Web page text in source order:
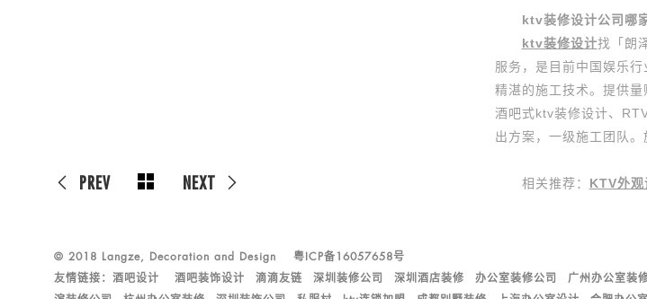
ktv装修设计公司哪
ktv装修设计找「朗
服务，是目前中国娱乐
精湛的施工技术。提供
酒吧式ktv装修设计、
出方案，一级施工团队。
相关推荐： KTV外
PREV NEXT
© 2018 Langze, Decoration and Design 粤ICP备16057658号
友情链接： 酒吧设计 酒吧装饰设计 滴滴友链 深圳装修公司 深圳酒店装修 办公室装修公司 广州办公室装